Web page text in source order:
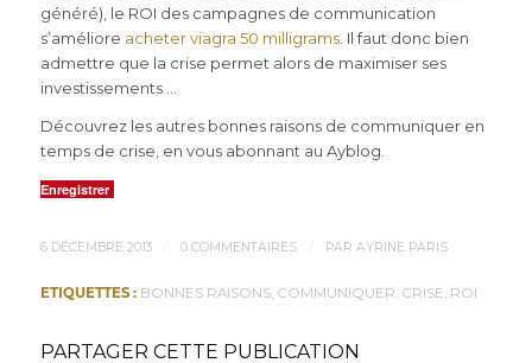
généré), le ROI des campagnes de communication
s’améliore acheter viagra 50 milligrams. Il faut donc bien
admettre que la crise permet alors de maximiser ses
investissements …
Découvrez les autres bonnes raisons de communiquer en
temps de crise, en vous abonnant au Ayblog.
Enregistrer
6 DÉCEMBRE 2013 0 COMMENTAIRES PAR AYRINE PARIS
ETIQUETTES : BONNES RAISONS, COMMUNIQUER, CRISE, ROI
PARTAGER CETTE PUBLICATION